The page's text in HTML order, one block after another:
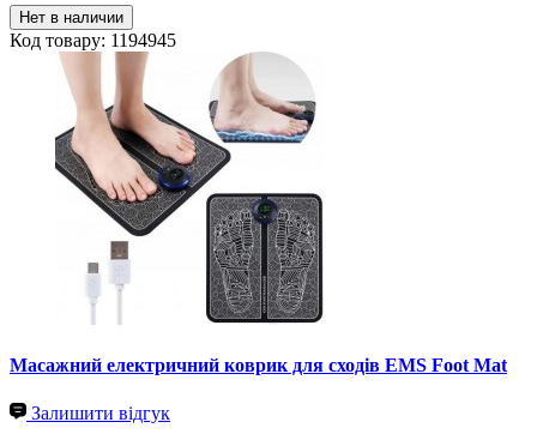
Нет в наличии
Код товару: 1194945
Масажний електричний коврик для сходів EMS Foot Mat
Залишити відгук